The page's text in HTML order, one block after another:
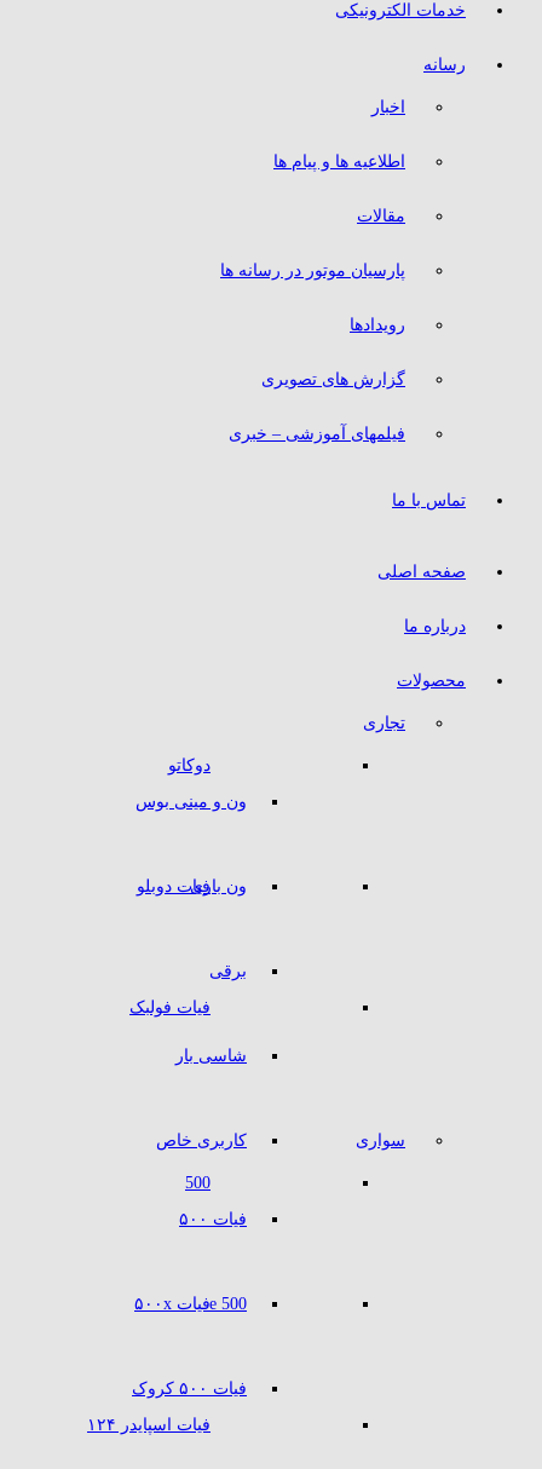
خدمات الکترونیکی
رسانه
اخبار
اطلاعیه ها و پیام ها
مقالات
پارسیان موتور در رسانه ها
رویدادها
گزارش های تصویری
فیلمهای آموزشی – خبری
تماس با ما
صفحه اصلی
درباره ما
محصولات
تجاری
دوکاتو
ون و مینی بوس
ون باری
برقی
شاسی بار
کاربری خاص
فیات دوبلو
فیات فولبک
سواری
500
فیات ۵۰۰
500 e
فیات ۵۰۰ کروک
فیات ۵۰۰x
فیات اسپایدر ۱۲۴